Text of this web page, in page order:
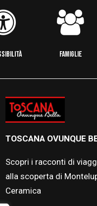
FAMIGLIE
TOSCANA OVUNQUE
Scopri i racconti di
alla scoperta di
Ceramica